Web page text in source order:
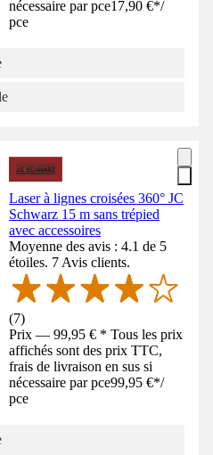
nécessaire par pce17,90 €*/
pce
Laser à lignes croisées 360° JC
Schwarz 15 m sans trépied
avec accessoires
Moyenne des avis : 4.1 de 5
étoiles. 7 Avis clients.
(7)
Prix — 99,95 € * Tous les prix
affichés sont des prix TTC,
frais de livraison en sus si
nécessaire par pce99,95 €*/
pce